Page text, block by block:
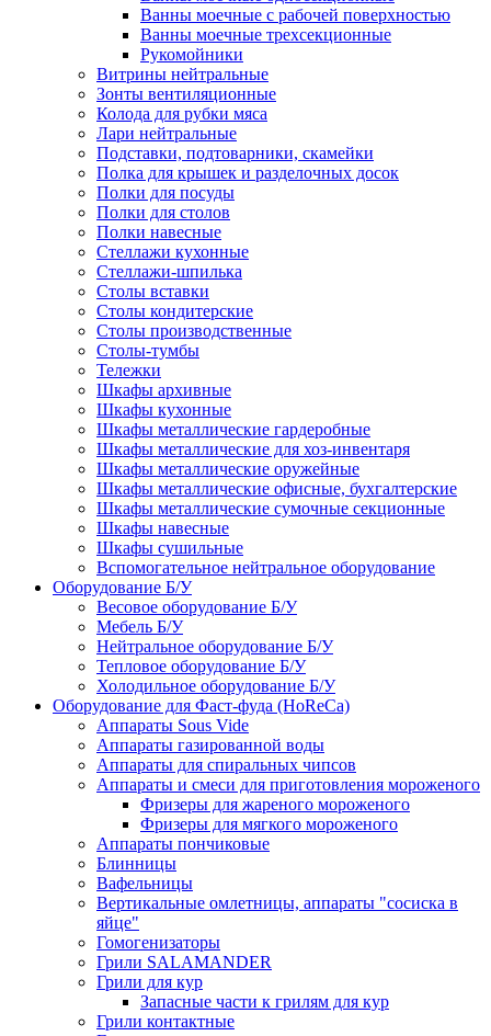
Ванны моечные с рабочей поверхностью
Ванны моечные трехсекционные
Рукомойники
Витрины нейтральные
Зонты вентиляционные
Колода для рубки мяса
Лари нейтральные
Подставки, подтоварники, скамейки
Полка для крышек и разделочных досок
Полки для посуды
Полки для столов
Полки навесные
Стеллажи кухонные
Стеллажи-шпилька
Столы вставки
Столы кондитерские
Столы производственные
Столы-тумбы
Тележки
Шкафы архивные
Шкафы кухонные
Шкафы металлические гардеробные
Шкафы металлические для хоз-инвентаря
Шкафы металлические оружейные
Шкафы металлические офисные, бухгалтерские
Шкафы металлические сумочные секционные
Шкафы навесные
Шкафы сушильные
Вспомогательное нейтральное оборудование
Оборудование Б/У
Весовое оборудование Б/У
Мебель Б/У
Нейтральное оборудование Б/У
Тепловое оборудование Б/У
Холодильное оборудование Б/У
Оборудование для Фаст-фуда (HoReCa)
Аппараты Sous Vide
Аппараты газированной воды
Аппараты для спиральных чипсов
Аппараты и смеси для приготовления мороженого
Фризеры для жареного мороженого
Фризеры для мягкого мороженого
Аппараты пончиковые
Блинницы
Вафельницы
Вертикальные омлетницы, аппараты "сосиска в
яйце"
Гомогенизаторы
Грили SALAMANDER
Грили для кур
Запасные части к грилям для кур
Грили контактные